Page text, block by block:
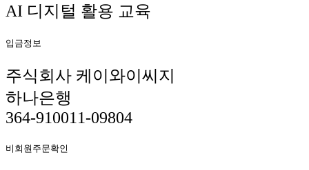
AI 디지털 활용 교육
입금정보
주식회사 케이와이씨지
하나은행
364-910011-09804
비회원주문확인